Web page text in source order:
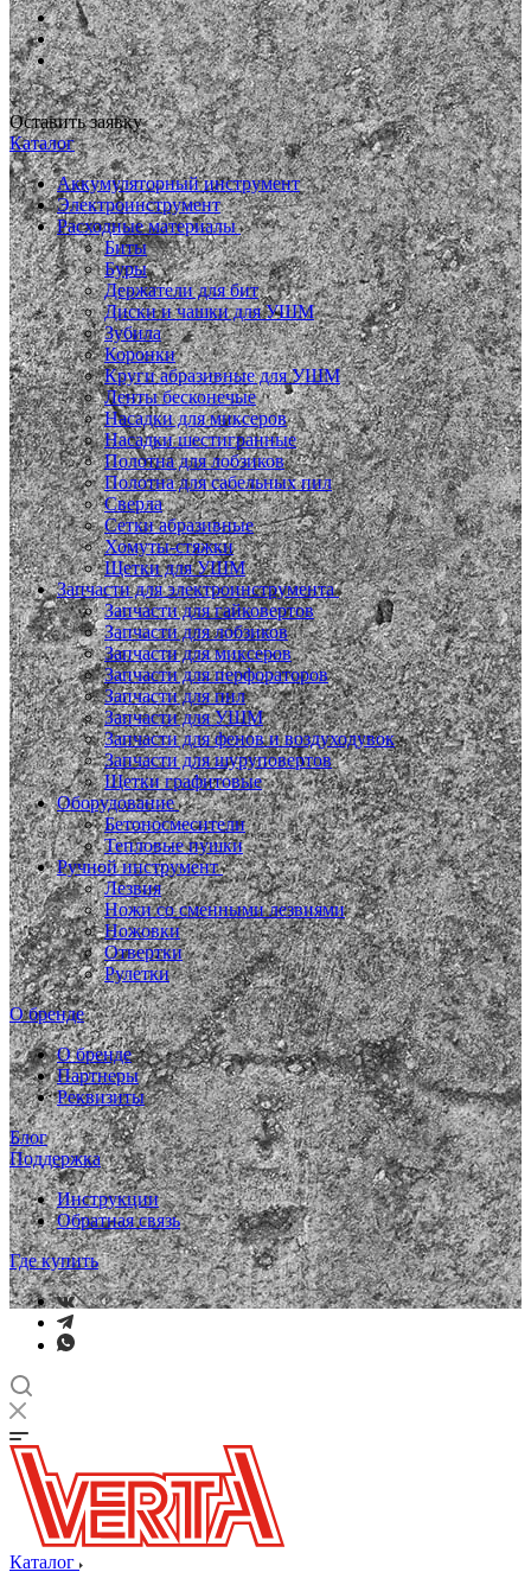
Оставить заявку
Каталог
Аккумуляторный инструмент
Электроинструмент
Расходные материалы
Биты
Буры
Держатели для бит
Диски и чашки для УШМ
Зубила
Коронки
Круги абразивные для УШМ
Ленты бесконечые
Насадки для миксеров
Насадки шестигранные
Полотна для лобзиков
Полотна для сабельных пил
Сверла
Сетки абразивные
Хомуты-стяжки
Щетки для УШМ
Запчасти для электроинструмента
Запчасти для гайковертов
Запчасти для лобзиков
Запчасти для миксеров
Запчасти для перфораторов
Запчасти для пил
Запчасти для УШМ
Запчасти для фенов и воздуходувок
Запчасти для шуруповертов
Щетки графитовые
Оборудование
Бетоносмесители
Тепловые пушки
Ручной инструмент
Лезвия
Ножи со сменными лезвиями
Ножовки
Отвертки
Рулетки
О бренде
О бренде
Партнеры
Реквизиты
Блог
Поддержка
Инструкции
Обратная связь
Где купить
Каталог